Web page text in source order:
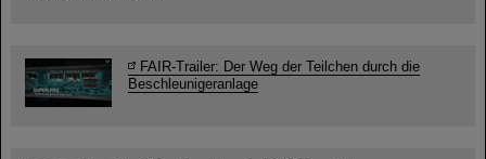
FAIR-Trailer: Der Weg der Teilchen durch die
Beschleunigeranlage